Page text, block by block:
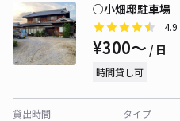
○小畑邸駐車場
4.9
¥300〜 / 日
時間貸し可
貸出時間
タイプ